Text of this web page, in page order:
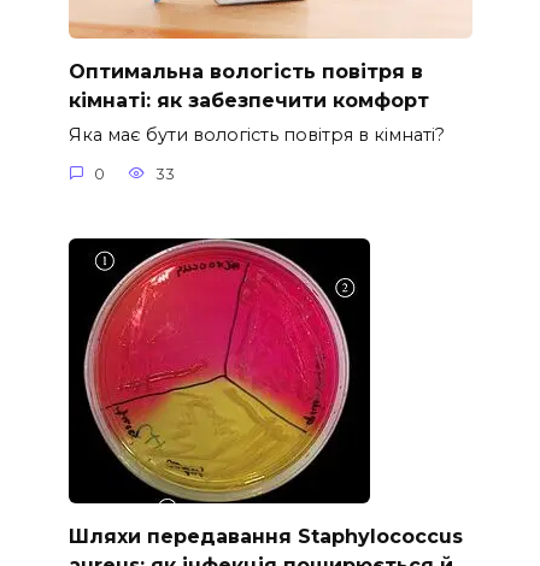
Оптимальна вологість повітря в
кімнаті: як забезпечити комфорт
Яка має бути вологість повітря в кімнаті?
0 33
Шляхи передавання Staphylococcus